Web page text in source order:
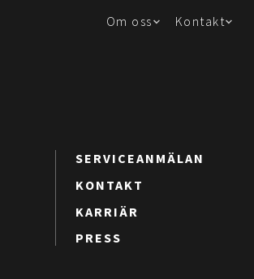
Om oss Kontakt
SERVICEANMÄLAN
KONTAKT
KARRIÄR
PRESS